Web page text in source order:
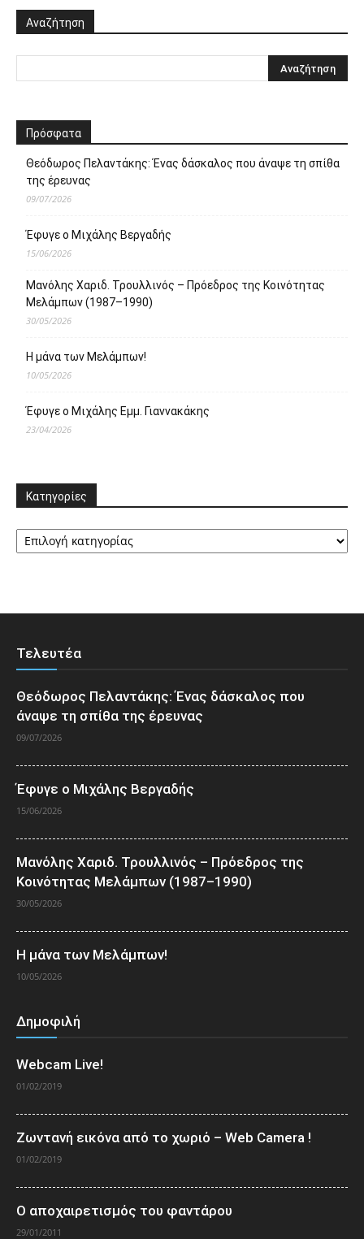
Αναζήτηση
Πρόσφατα
Θεόδωρος Πελαντάκης: Ένας δάσκαλος που άναψε τη σπίθα
της έρευνας
09/07/2026
Έφυγε ο Μιχάλης Βεργαδής
15/06/2026
Μανόλης Χαριδ. Τρουλλινός – Πρόεδρος της Κοινότητας
Μελάμπων (1987–1990)
30/05/2026
Η μάνα των Μελάμπων!
10/05/2026
Έφυγε ο Μιχάλης Εμμ. Γιαννακάκης
23/04/2026
Κατηγορίες
Κατηγορίες
Τελευτέα
Θεόδωρος Πελαντάκης: Ένας δάσκαλος που
άναψε τη σπίθα της έρευνας
09/07/2026
Έφυγε ο Μιχάλης Βεργαδής
15/06/2026
Μανόλης Χαριδ. Τρουλλινός – Πρόεδρος της
Κοινότητας Μελάμπων (1987–1990)
30/05/2026
Η μάνα των Μελάμπων!
10/05/2026
Δημοφιλή
Webcam Live!
01/02/2019
Ζωντανή εικόνα από το χωριό – Web Camera !
01/02/2019
Ο αποχαιρετισμός του φαντάρου
29/01/2011